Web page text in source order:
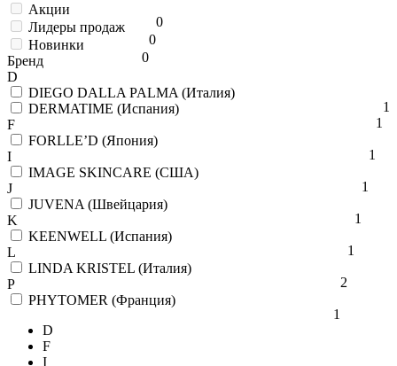
Акции
0
Лидеры продаж
0
Новинки
0
Бренд
D
DIEGO DALLA PALMA (Италия)
1
DERMATIME (Испания)
1
F
FORLLE’D (Япония)
1
I
IMAGE SKINCARE (США)
1
J
JUVENA (Швейцария)
1
K
KEENWELL (Испания)
1
L
LINDA KRISTEL (Италия)
2
P
PHYTOMER (Франция)
1
D
F
I